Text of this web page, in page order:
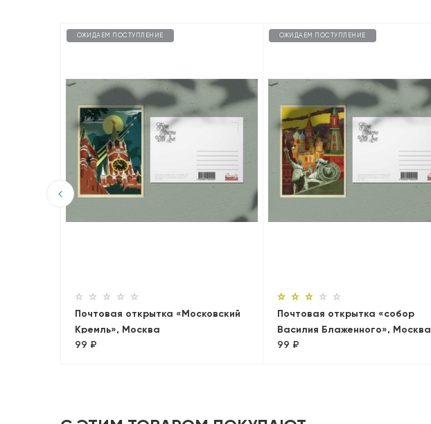
ОЖИДАЕМ ПОСТУПЛЕНИЕ
Почтовая открытка «Московский
Кремль», Москва
99 ₽
ОЖИДАЕМ ПОСТУПЛЕНИЕ
Почтовая открытка «собор
Василия Блаженного», Москва
99 ₽